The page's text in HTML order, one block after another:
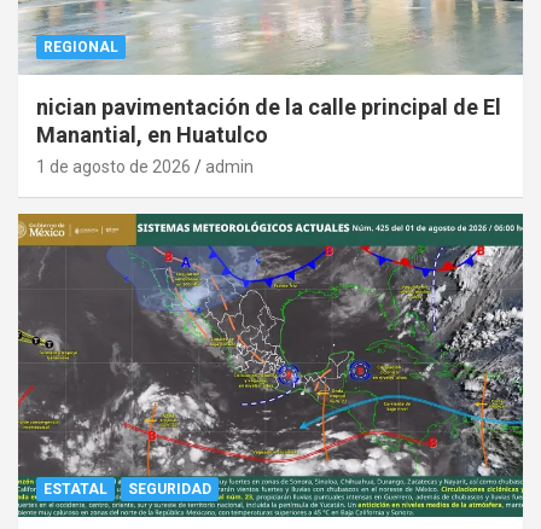
REGIONAL
nician pavimentación de la calle principal de El
Manantial, en Huatulco
1 de agosto de 2026 admin
ESTATAL SEGURIDAD